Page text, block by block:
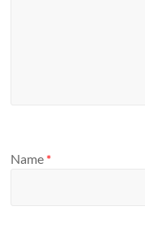
Name *